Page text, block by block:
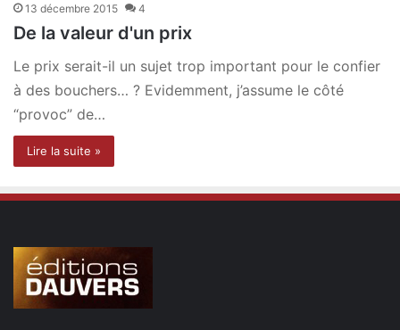
13 décembre 2015 4
De la valeur d'un prix
Le prix serait-il un sujet trop important pour le confier
à des bouchers… ? Evidemment, j’assume le côté
“provoc” de…
Lire la suite »